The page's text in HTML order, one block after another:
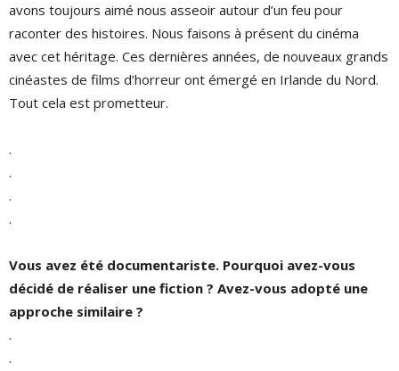
avons toujours aimé nous asseoir autour d’un feu pour
raconter des histoires. Nous faisons à présent du cinéma
avec cet héritage. Ces dernières années, de nouveaux grands
cinéastes de films d’horreur ont émergé en Irlande du Nord.
Tout cela est prometteur.
.
.
.
.
Vous avez été documentariste. Pourquoi avez-vous
décidé de réaliser une fiction ? Avez-vous adopté une
approche similaire ?
.
.